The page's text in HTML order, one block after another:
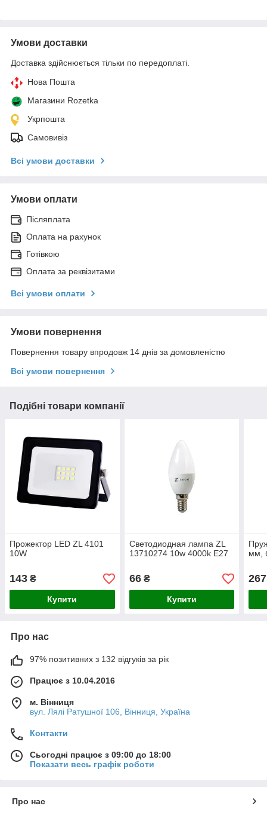
Умови доставки
Доставка здійснюється тільки по передоплаті.
Нова Пошта
Магазини Rozetka
Укрпошта
Самовивіз
Всі умови доставки
Умови оплати
Післяплата
Оплата на рахунок
Готівкою
Оплата за реквізитами
Всі умови оплати
Умови повернення
Повернення товару впродовж 14 днів за домовленістю
Всі умови повернення
Подібні товари компанії
Прожектор LED ZL 4101
10W
143 ₴
Купити
Светодиодная лампа ZL
13710274 10w 4000k Е27
66₴
Купити
мм,
Про нас
97% позитивних з 132 відгуків за рік
Працює з 10.04.2016
м. Вінниця
вул. Лялі Ратушної 106, Вінниця, Україна
Контакти
Сьогодні працює з 09:00 до 18:00
Показати весь графік роботи
Про нас